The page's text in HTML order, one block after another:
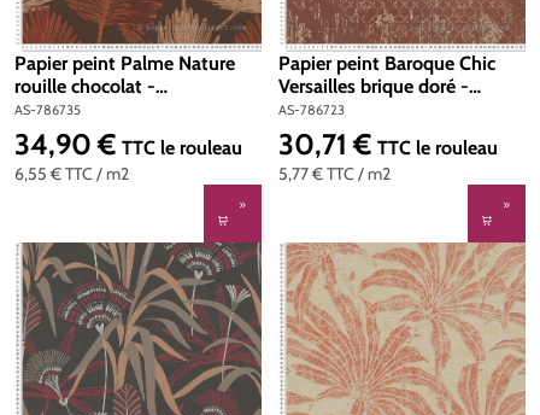
Papier peint Palme Nature
rouille chocolat -
Metropolitan Stories 4 Hot
Spots d'A.S. Création | Réf.
AS-786735
AS-786735
6,55 €TTC / m2
Prix régulier :
34,90 € TTC le rouleau
Papier peint Baroque Chic
Versailles brique doré -
Metropolitan Stories 4 Hot
Spots d'A.S. Création | Réf.
AS-786723
AS-786723
5,77 €TTC / m2
Prix régulier :
30,71 € TTC le rouleau